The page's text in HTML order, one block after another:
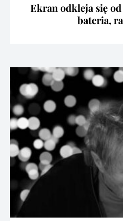
Ekran odkleja się
bateria,